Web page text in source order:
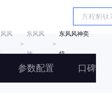
风
＞
东风风
神
＞
东风风神奕
炫
参数配置 口碑